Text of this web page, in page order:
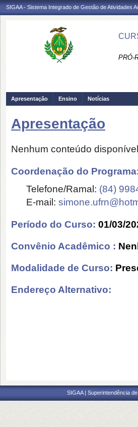
SIGAA - Sistema Integrado de Gestão de Atividades
PRÓ-
Apresentação Ensino Notícias
Apresentação
Nenhum conteúdo
Coordenação do
Telefone/Ramal: (84)
E-mail:
Período do Curso: 01/03/
Convênio Acadêmico :
Modalidade de Curso:
Endereço Alternativo:
SIGAA | Superintendência